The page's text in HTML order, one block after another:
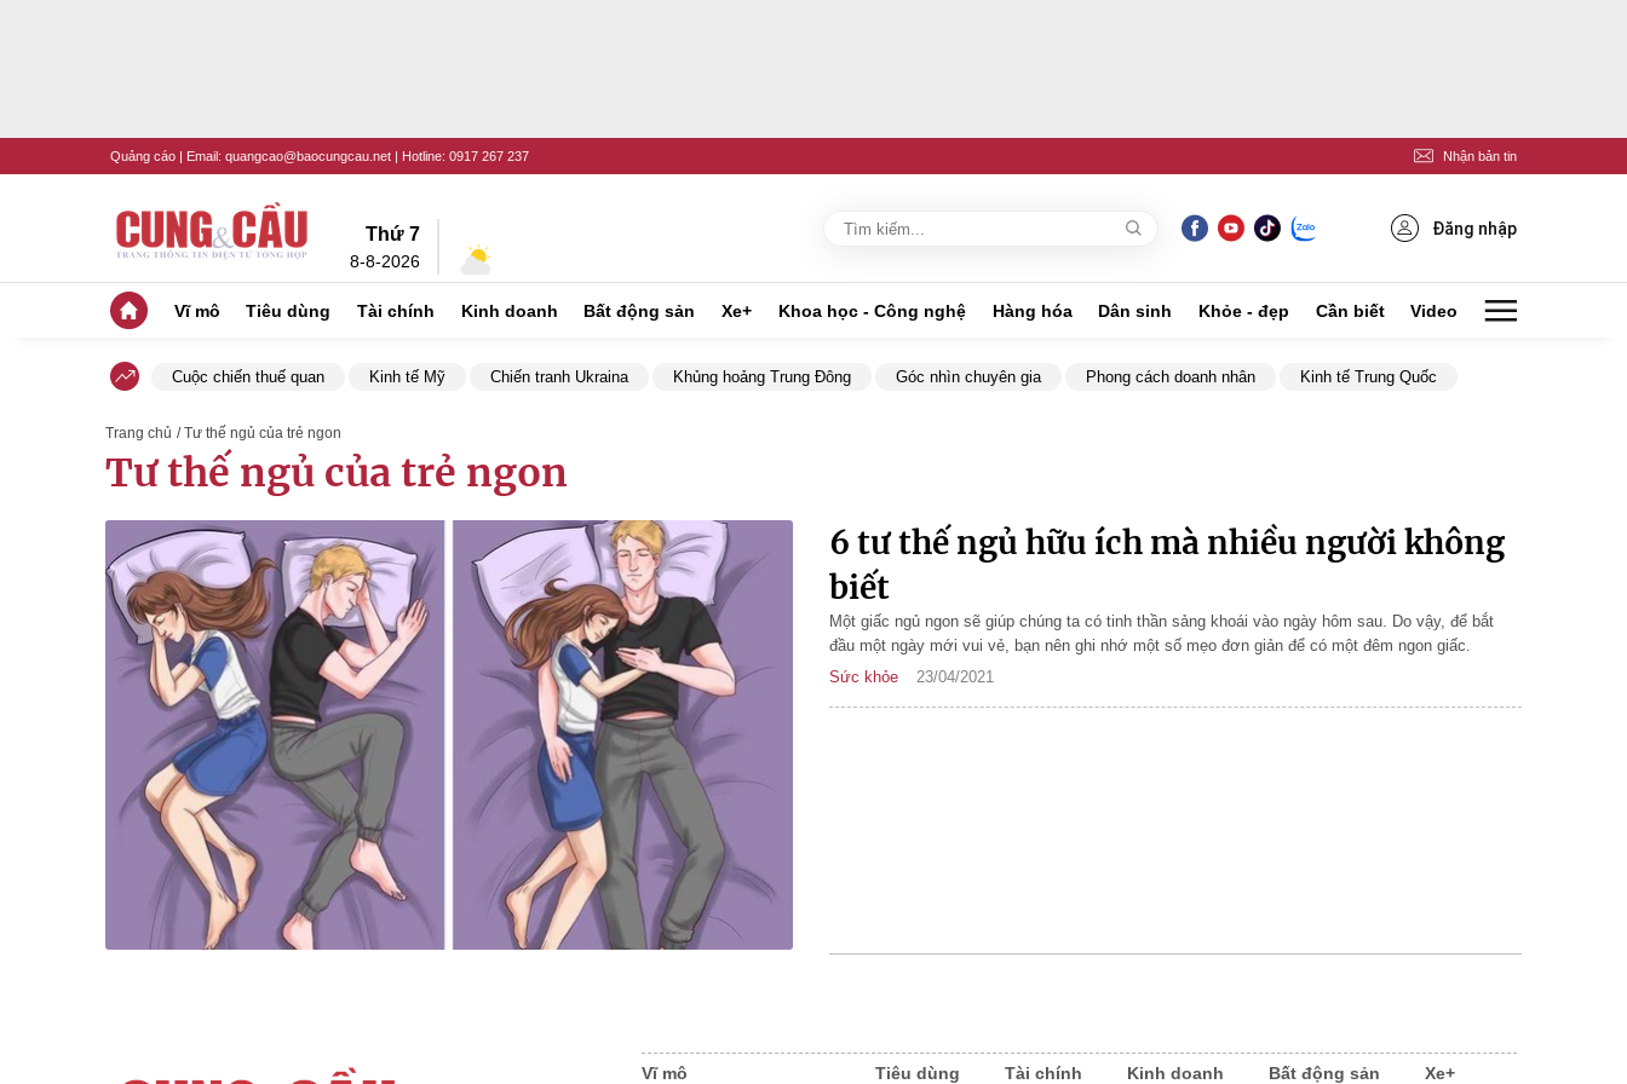
Quảng cáo | Email: quangcao@baocungcau.net | Hotline: 0917 267 237 Nhận bản tin
Thứ 7
8-8-2026
Đăng nhập
Vĩ mô Tiêu dùng Tài chính Kinh doanh Bất động sản Xe+ Khoa học - Công nghệ Hàng hóa Dân sinh Khỏe - đẹp Cần biết Video
Cuộc chiến thuế quan Kinh tế Mỹ Chiến tranh Ukraina Khủng hoảng Trung Đông Góc nhìn chuyên gia Phong cách doanh nhân Kinh tế Trung Quốc
Trang chủ / Tư thế ngủ của trẻ ngon
Tư thế ngủ của trẻ ngon
6 tư thế ngủ hữu ích mà nhiều người không
biết
Một giấc ngủ ngon sẽ giúp chúng ta có tinh thần sảng khoái vào ngày hôm sau. Do vậy, để bắt
đầu một ngày mới vui vẻ, bạn nên ghi nhớ một số mẹo đơn giản để có một đêm ngon giấc.
Sức khỏe
23/04/2021
Vĩ mô Tiêu dùng Tài chính Kinh doanh Bất động sản Xe+